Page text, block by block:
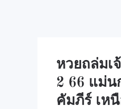
หวยถล่มเ
2 66 แม่น
คัมภีร์ เห